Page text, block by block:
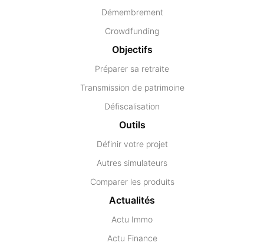
Démembrement
Crowdfunding
Objectifs
Préparer sa retraite
Transmission de patrimoine
Défiscalisation
Outils
Définir votre projet
Autres simulateurs
Comparer les produits
Actualités
Actu Immo
Actu Finance